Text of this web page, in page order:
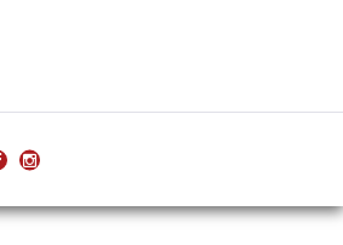
facebook
Instagram